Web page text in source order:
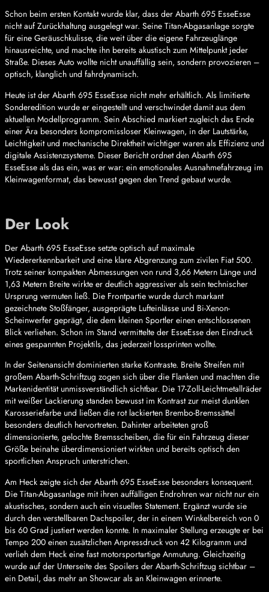
Schon beim ersten Kontakt wurde klar, dass der Abarth 695 EsseEsse
nicht auf Zurückhaltung ausgelegt war. Seine Titan-Abgasanlage sorgte
für eine Geräuschkulisse, die weit über die eigene Fahrzeuglänge
hinausreichte, und machte ihn bereits akustisch zum Mittelpunkt jeder
Straße. Dieses Auto wollte nicht unauffällig sein, sondern provozieren –
optisch, klanglich und fahrdynamisch.
Heute ist der Abarth 695 EsseEsse nicht mehr erhältlich. Als limitierte
Sonderedition wurde er eingestellt und verschwindet damit aus dem
aktuellen Modellprogramm. Sein Abschied markiert zugleich das Ende
einer Ära besonders kompromissloser Kleinwagen, in der Lautstärke,
Leichtigkeit und mechanische Direktheit wichtiger waren als Effizienz und
digitale Assistenzsysteme. Dieser Bericht ordnet den Abarth 695
EsseEsse als das ein, was er war: ein emotionales Ausnahmefahrzeug im
Kleinwagenformat, das bewusst gegen den Trend gebaut wurde.
Der Look
Der Abarth 695 EsseEsse setzte optisch auf maximale
Wiedererkennbarkeit und eine klare Abgrenzung zum zivilen Fiat 500.
Trotz seiner kompakten Abmessungen von rund 3,66 Metern Länge und
1,63 Metern Breite wirkte er deutlich aggressiver als sein technischer
Ursprung vermuten ließ. Die Frontpartie wurde durch markant
gezeichnete Stoßfänger, ausgeprägte Lufteinlässe und Bi-Xenon-
Scheinwerfer geprägt, die dem kleinen Sportler einen entschlossenen
Blick verliehen. Schon im Stand vermittelte der EsseEsse den Eindruck
eines gespannten Projektils, das jederzeit lossprinten wollte.
In der Seitenansicht dominierten starke Kontraste. Breite Streifen mit
großem Abarth-Schriftzug zogen sich über die Flanken und machten die
Markenidentität unmissverständlich sichtbar. Die 17-Zoll-Leichtmetallräder
mit weißer Lackierung standen bewusst im Kontrast zur meist dunklen
Karosseriefarbe und ließen die rot lackierten Brembo-Bremssättel
besonders deutlich hervortreten. Dahinter arbeiteten groß
dimensionierte, gelochte Bremsscheiben, die für ein Fahrzeug dieser
Größe beinahe überdimensioniert wirkten und bereits optisch den
sportlichen Anspruch unterstrichen.
Am Heck zeigte sich der Abarth 695 EsseEsse besonders konsequent.
Die Titan-Abgasanlage mit ihren auffälligen Endrohren war nicht nur ein
akustisches, sondern auch ein visuelles Statement. Ergänzt wurde sie
durch den verstellbaren Dachspoiler, der in einem Winkelbereich von 0
bis 60 Grad justiert werden konnte. In maximaler Stellung erzeugte er bei
Tempo 200 einen zusätzlichen Anpressdruck von 42 Kilogramm und
verlieh dem Heck eine fast motorsportartige Anmutung. Gleichzeitig
wurde auf der Unterseite des Spoilers der Abarth-Schriftzug sichtbar –
ein Detail, das mehr an Showcar als an Kleinwagen erinnerte.